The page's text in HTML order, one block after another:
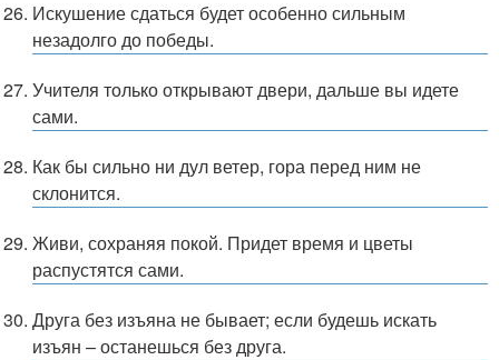
Искушение сдаться будет особенно сильным
незадолго до победы.
Учителя только открывают двери, дальше вы идете
сами.
Как бы сильно ни дул ветер, гора перед ним не
склонится.
Живи, сохраняя покой. Придет время и цветы
распустятся сами.
Друга без изъяна не бывает; если будешь искать
изъян – останешься без друга.